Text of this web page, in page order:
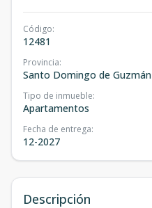
Código:
12481
Provincia:
Santo Domingo de Guzmán
Tipo de inmueble:
Apartamentos
Fecha de entrega:
12-2027
Descripción